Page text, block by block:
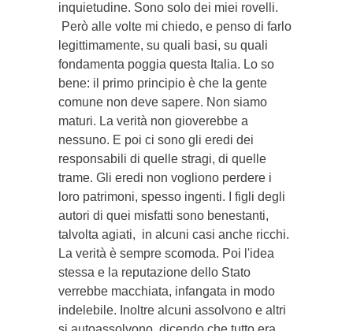
inquietudine. Sono solo dei miei rovelli.
Però alle volte mi chiedo, e penso di farlo
legittimamente, su quali basi, su quali
fondamenta poggia questa Italia. Lo so
bene: il primo principio è che la gente
comune non deve sapere. Non siamo
maturi. La verità non gioverebbe a
nessuno. E poi ci sono gli eredi dei
responsabili di quelle stragi, di quelle
trame. Gli eredi non vogliono perdere i
loro patrimoni, spesso ingenti. I figli degli
autori di quei misfatti sono benestanti,
talvolta agiati, in alcuni casi anche ricchi.
La verità è sempre scomoda. Poi l'idea
stessa e la reputazione dello Stato
verrebbe macchiata, infangata in modo
indelebile. Inoltre alcuni assolvono e altri